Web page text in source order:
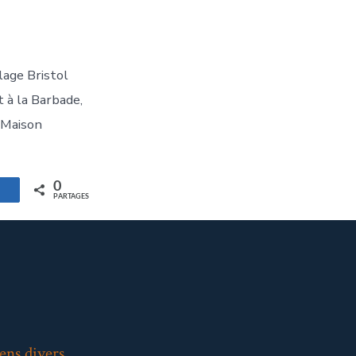
Bristol
la Barbade,
0
PARTAGES